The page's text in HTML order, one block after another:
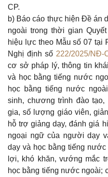
CP.
b) Báo cáo thực hiện Đề án
ngoài trong thời gian
hiệu lực theo Mẫu số 07 tại
Nghị định số 222/2025/NĐ-
cơ sở pháp lý, thông tin
và học bằng tiếng nước
học bằng tiếng nước
sinh, chương trình đào
gia, số lượng giáo viên,
hỗ trợ giảng dạy, đánh giá
ngoại ngữ của người dạy
dạy và học bằng tiếng
lợi, khó khăn, vướng mắc
học bằng tiếng nước ngoài;